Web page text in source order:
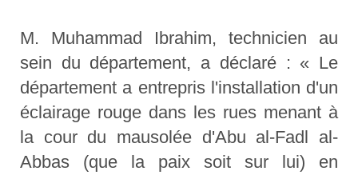
M. Muhammad Ibrahim, technicien au
sein du département, a déclaré : « Le
département a entrepris l'installation d'un
éclairage rouge dans les rues menant à
la cour du mausolée d'Abu al-Fadl al-
Abbas (que la paix soit sur lui) en